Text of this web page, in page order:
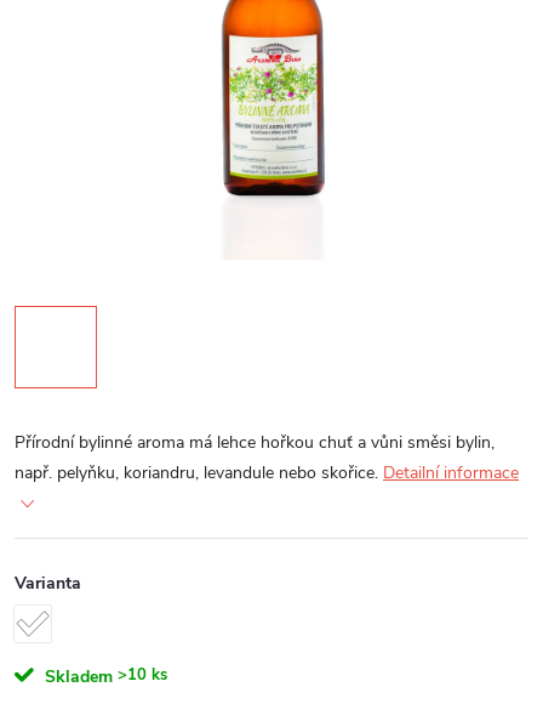
Přírodní bylinné aroma má lehce hořkou chuť a vůni směsi bylin,
např. pelyňku, koriandru, levandule nebo skořice. Detailní informace
Varianta
Skladem >10 ks